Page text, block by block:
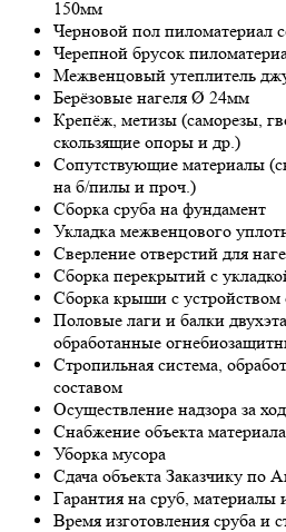
150мм
Черновой пол пиломатериал
Черепной брусок
Межвенцовый утеплитель
Берёзовые нагеля Ø 24мм
Крепёж, метизы (саморезы,
скользящие опоры и др.)
Сопутствующие материалы
на б/пилы и проч.)
Сборка сруба на фундамент
Укладка межвенцового
Сверление отверстий для
Сборка перекрытий с
Сборка крыши с устройством
Половые лаги и балки
обработанные
Стропильная система,
составом
Осуществление надзора за
Снабжение объекта
Уборка мусора
Сдача объекта Заказчику по
Гарантия на сруб,
Время изготовления сруба и